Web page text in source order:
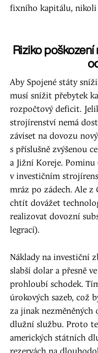
fixního kapitálu, nikoli
Riziko
Aby Spojené státy
musí snížit přebytek
rozpočtový deficit.
strojírenství nemá
záviset na dovozu
s příslušně zvýšenou
a Jižní Koreje.
v investičním
mráz po zádech. Ale z
chtít dovážet
realizovat dovozní
legraci).
Náklady na investiční
slabší dolar a přesně
prohloubí schodek.
úrokových sazeb, což
za jinak
dlužní službu. Proto
amerických státních